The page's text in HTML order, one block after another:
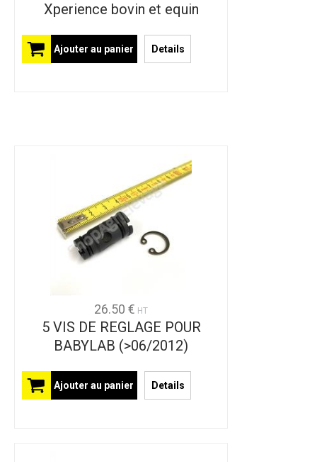
Xperience bovin et equin
Ajouter au panier Details
26.50 € HT
5 VIS DE REGLAGE POUR
BABYLAB (>06/2012)
Ajouter au panier Details